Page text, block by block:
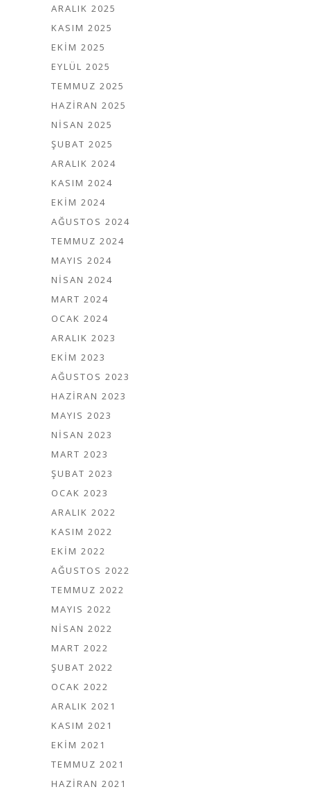
ARALIK 2025
KASIM 2025
EKIM 2025
EYLÜL 2025
TEMMUZ 2025
HAZIRAN 2025
NISAN 2025
ŞUBAT 2025
ARALIK 2024
KASIM 2024
EKIM 2024
AĞUSTOS 2024
TEMMUZ 2024
MAYIS 2024
NISAN 2024
MART 2024
OCAK 2024
ARALIK 2023
EKIM 2023
AĞUSTOS 2023
HAZIRAN 2023
MAYIS 2023
NISAN 2023
MART 2023
ŞUBAT 2023
OCAK 2023
ARALIK 2022
KASIM 2022
EKIM 2022
AĞUSTOS 2022
TEMMUZ 2022
MAYIS 2022
NISAN 2022
MART 2022
ŞUBAT 2022
OCAK 2022
ARALIK 2021
KASIM 2021
EKIM 2021
TEMMUZ 2021
HAZIRAN 2021